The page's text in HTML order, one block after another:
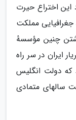
این اختراع حیرت
مملکت
چنین مؤسسهٔ
ایران در سر راه
که دولت انگلیس
سالهای متمادی